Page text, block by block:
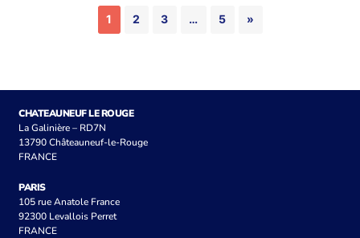
1 2 3 … 5 »
CHATEAUNEUF LE ROUGE
La Galinière – RD7N
13790 Châteauneuf-le-Rouge
FRANCE
PARIS
105 rue Anatole France
92300 Levallois Perret
FRANCE